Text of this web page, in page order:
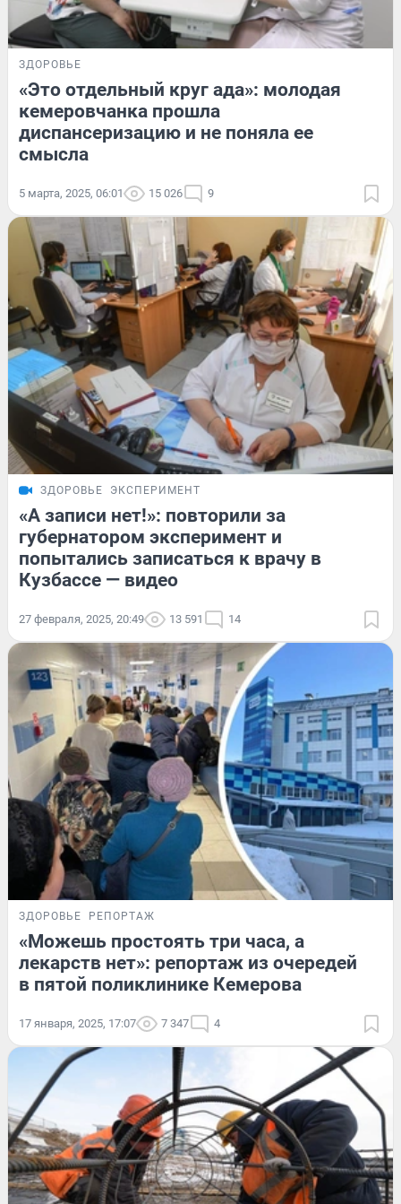
ЗДОРОВЬЕ
«Это отдельный круг ада»: молодая
кемеровчанка прошла
диспансеризацию и не поняла ее
смысла
5 марта, 2025, 06:01 15 026 9
ЗДОРОВЬЕ ЭКСПЕРИМЕНТ
«А записи нет!»: повторили за
губернатором эксперимент и
попытались записаться к врачу в
Кузбассе — видео
27 февраля, 2025, 20:49 13 591 14
ЗДОРОВЬЕ РЕПОРТАЖ
«Можешь простоять три часа, а
лекарств нет»: репортаж из очередей
в пятой поликлинике Кемерова
17 января, 2025, 17:07 7 347 4